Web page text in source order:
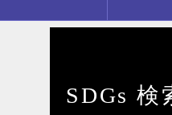
SDGs 検